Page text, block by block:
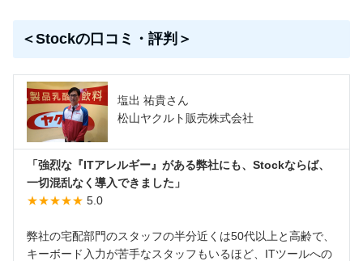
＜Stockの口コミ・評判＞
塩出 祐貴さん
松山ヤクルト販売株式会社
「強烈な『ITアレルギー』がある弊社にも、Stockならば、
一切混乱なく導入できました」
★★★★★ 5.0
弊社の宅配部門のスタッフの半分近くは50代以上と高齢で、
キーボード入力が苦手なスタッフもいるほど、ITツールへの